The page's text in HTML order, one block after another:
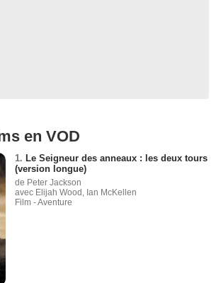
en VOD
1. Le Seigneur des anneaux : les deux tours
(version longue)
de Peter Jackson
avec Elijah Wood, Ian McKellen
Film - Aventure